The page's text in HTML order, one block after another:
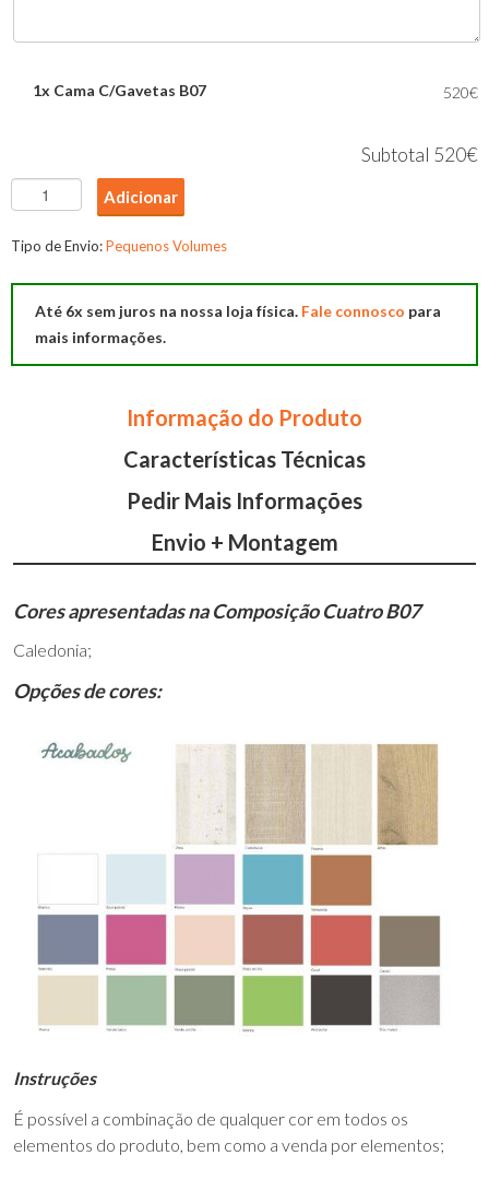
1x Cama C/Gavetas B07 520€
Subtotal 520€
Quantidade
de
Cama
Adicionar
Tipo de Envio:Pequenos Volumes
Até 6x sem juros na nossa loja física. Fale connosco para
mais informações.
Informação do Produto
Características Técnicas
Pedir Mais Informações
Envio + Montagem
Cores apresentadas na Composição Cuatro B07
Caledonia;
Opções de cores:
Instruções
É possível a combinação de qualquer cor em todos os
elementos do produto, bem como a venda por elementos;